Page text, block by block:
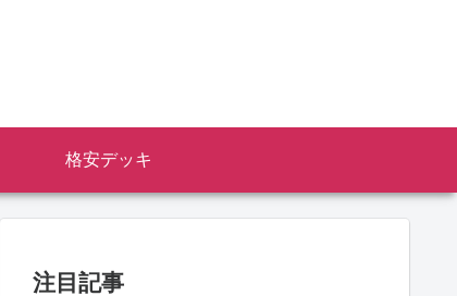
格安デッキ
注目記事